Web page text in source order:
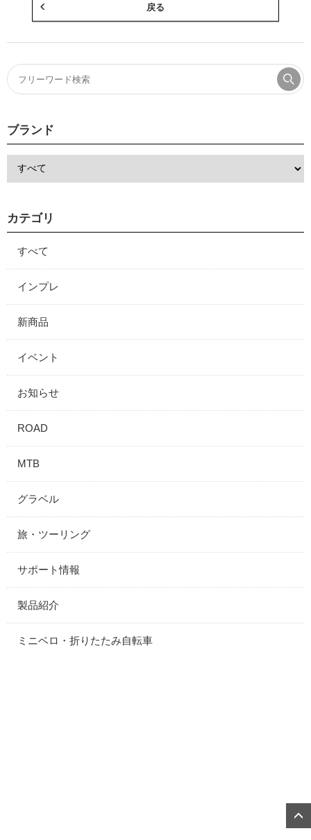
戻る
ブランド
カテゴリ
すべて
インプレ
新商品
イベント
お知らせ
ROAD
MTB
グラベル
旅・ツーリング
サポート情報
製品紹介
ミニベロ・折りたたみ自転車